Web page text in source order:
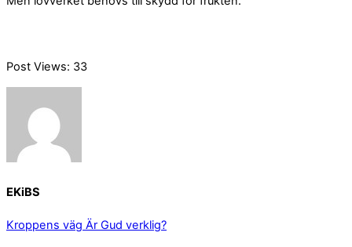
Post Views: 33
EKiBS
Kroppens väg Är Gud verklig?